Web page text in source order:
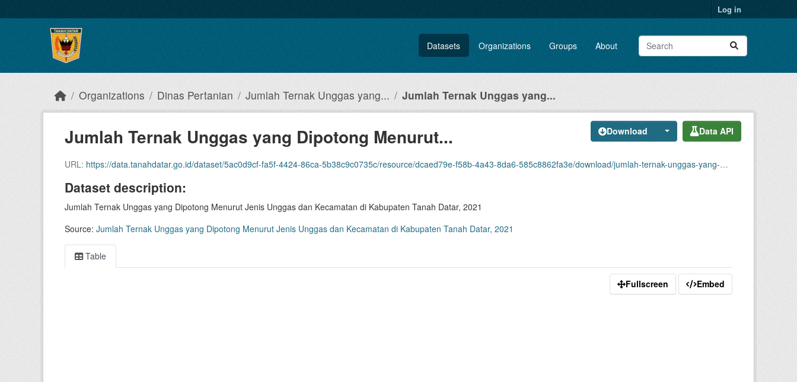
Log in
Datasets Organizations Groups About
Organizations Dinas Pertanian Jumlah Ternak Unggas yang... Jumlah Ternak Unggas yang...
Download Data API
Jumlah Ternak Unggas yang Dipotong Menurut...
URL: https://data.tanahdatar.go.id/dataset/5ac0d9cf-fa5f-4424-86ca-5b38c9c0735c/resource/dcaed79e-f58b-4a43-8da6-585c8862fa3e/download/jumlah-ternak-unggas-yang-dipotong-menurut-jenis-unggas-dan-kecamatan-di-kabupaten-tanah-datar-.xlsx
Dataset description:
Jumlah Ternak Unggas yang Dipotong Menurut Jenis Unggas dan Kecamatan di Kabupaten Tanah Datar, 2021
Source: Jumlah Ternak Unggas yang Dipotong Menurut Jenis Unggas dan Kecamatan di Kabupaten Tanah Datar, 2021
Table
Fullscreen Embed